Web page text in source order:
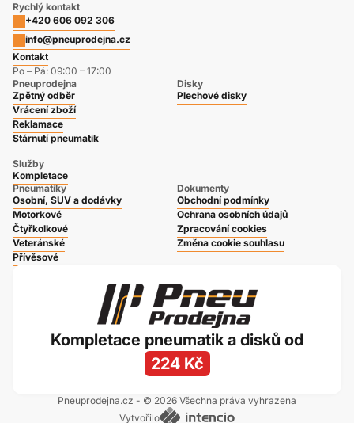
Rychlý kontakt
+420 606 092 306
info@pneuprodejna.cz
Kontakt
Po – Pá: 09:00 – 17:00
Pneuprodejna
Zpětný odběr
Vrácení zboží
Reklamace
Stárnutí pneumatik
Služby
Kompletace
Disky
Plechové disky
Pneumatiky
Osobní, SUV a dodávky
Motorkové
Čtyřkolkové
Veteránské
Přívěsové
Dokumenty
Obchodní podmínky
Ochrana osobních údajů
Zpracování cookies
Změna cookie souhlasu
Kompletace pneumatik a disků od
224 Kč
Pneuprodejna.cz - © 2026 Všechna práva vyhrazena
Vytvořilo